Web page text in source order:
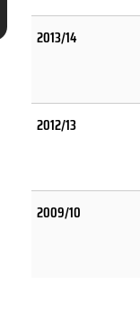
2013/14
2012/13
2009/10